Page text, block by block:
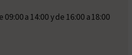
09:00 a 14:00 y de 16:00 a 18:00